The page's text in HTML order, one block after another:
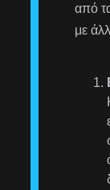
από
με